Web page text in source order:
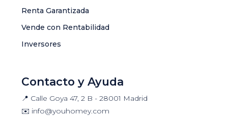
Renta Garantizada
Vende con Rentabilidad
Inversores
Contacto y Ayuda
📍 Calle Goya 47, 2 B - 28001 Madrid
✉️ info@youhomey.com